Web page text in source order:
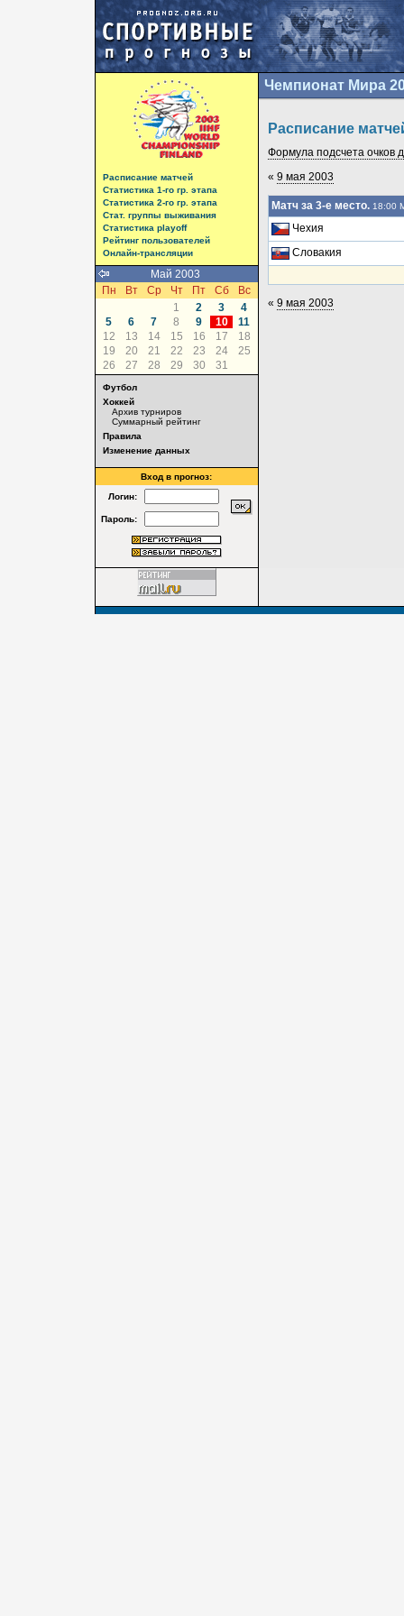
Расписание матчей
Статистика 1-го гр. этапа
Статистика 2-го гр. этапа
Стат. группы выживания
Статистика playoff
Рейтинг пользователей
Онлайн-трансляции
Май 2003
Пн
Вт Ср Чт Пт Сб
Вс
1
2 3
4
5
6 7 8 9 10
11
12
13 14 15 16 17
18
19
20 21 22 23 24
25
26
27 28 29 30 31
Футбол
Хоккей
Архив турниров
Суммарный рейтинг
Правила
Изменение данных
Вход в прогноз:
Логин:
Пароль:
Чемпионат Мира
Расписание
Формула подсчета очков
« 9 мая 2003
Матч за 3-е место. 18:00
Чехия
Словакия
« 9 мая 2003